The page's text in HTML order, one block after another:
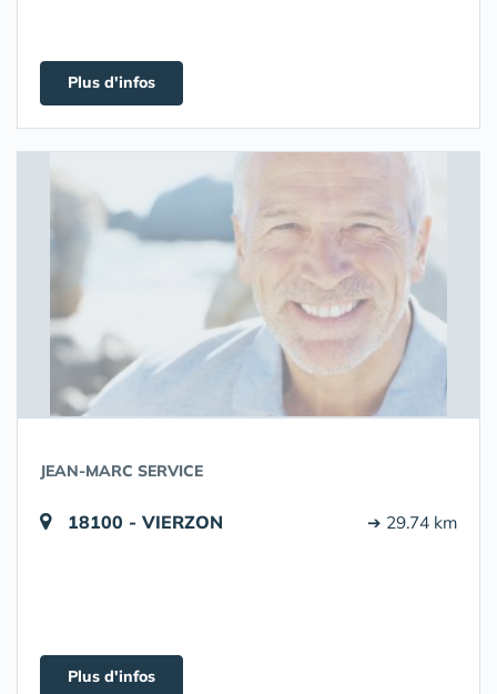
Plus d'infos
JEAN-MARC SERVICE
18100 - VIERZON ➔ 29.74 km
Plus d'infos